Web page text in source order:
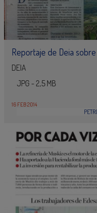
Reportaje de Deia
DEIA
JPG - 2,5 MB
16 FEB 2014